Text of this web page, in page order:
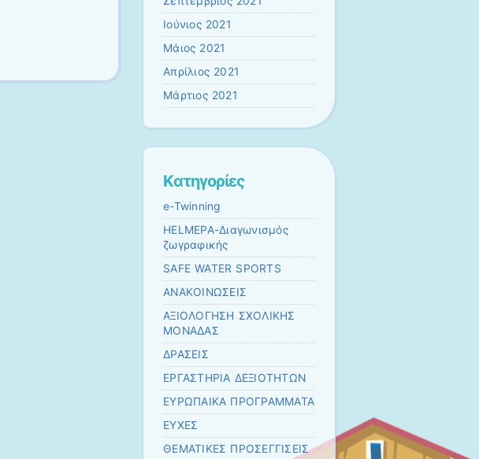
Ιούνιος 2021
Μάιος 2021
Απρίλιος 2021
Μάρτιος 2021
Kατηγορίες
e-Twinning
HELMEPA-Διαγωνισμός
ζωγραφικής
SAFE WATER SPORTS
ΑΝΑΚΟΙΝΩΣΕΙΣ
ΑΞΙΟΛΟΓΗΣΗ ΣΧΟΛΙΚΗΣ
ΜΟΝΑΔΑΣ
ΔΡΑΣΕΙΣ
ΕΡΓΑΣΤΗΡΙΑ ΔΕΞΙΟΤΗΤΩΝ
ΕΥΡΩΠΑΙΚΑ ΠΡΟΓΡΑΜΜΑΤΑ
ΕΥΧΕΣ
ΘΕΜΑΤΙΚΕΣ ΠΡΟΣΕΓΓΙΣΕΙΣ